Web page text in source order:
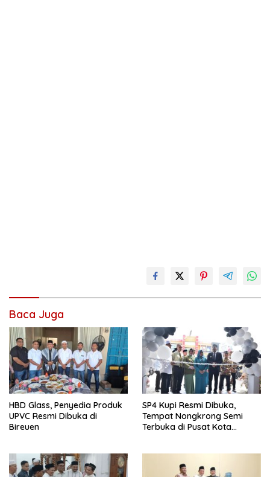
Baca Juga
HBD Glass, Penyedia Produk
UPVC Resmi Dibuka di
Bireuen
SP4 Kupi Resmi Dibuka,
Tempat Nongkrong Semi
Terbuka di Pusat Kota